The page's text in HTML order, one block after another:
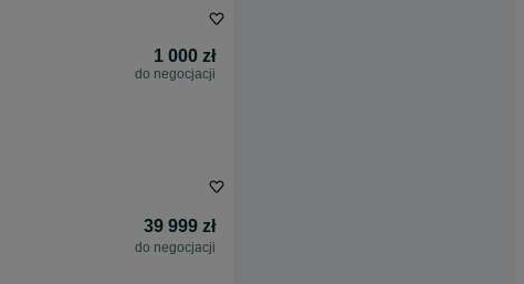
1 000 zł
do negocjacji
39 999 zł
do negocjacji